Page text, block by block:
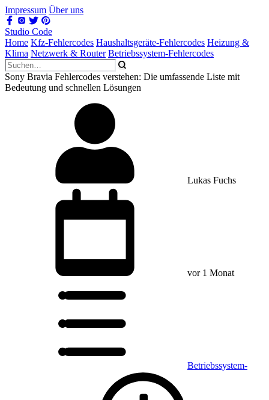
Impressum Über uns
Studio Code
Home Kfz-Fehlercodes Haushaltsgeräte-Fehlercodes Heizung &
Klima Netzwerk & Router Betriebssystem-Fehlercodes
Sony Bravia Fehlercodes verstehen: Die umfassende Liste mit
Bedeutung und schnellen Lösungen
Lukas Fuchs
vor 1 Monat
Betriebssystem-